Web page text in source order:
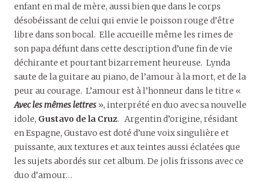
enfant en mal de mère, aussi bien que dans le corps
désobéissant de celui qui envie le poisson rouge d’être
libre dans son bocal. Elle accueille même les rimes de
son papa défunt dans cette description d’une fin de vie
déchirante et pourtant bizarrement heureuse. Lynda
saute de la guitare au piano, de l’amour à la mort, et de la
peur au courage. L’amour est à l’honneur dans le titre «
Avec les mêmes lettres », interprété en duo avec sa nouvelle
idole, Gustavo de la Cruz. Argentin d’origine, résidant
en Espagne, Gustavo est doté d’une voix singulière et
puissante, aux textures et aux teintes aussi éclatées que
les sujets abordés sur cet album. De jolis frissons avec ce
duo d’amour…